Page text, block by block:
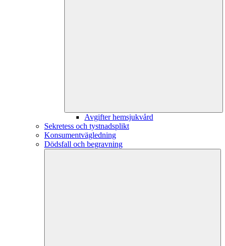
Avgifter hemsjukvård
Sekretess och tystnadsplikt
Konsumentvägledning
Dödsfall och begravning